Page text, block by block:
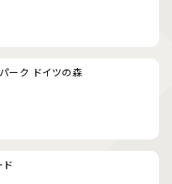
ーク ドイツの森